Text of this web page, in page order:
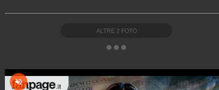
ALTRE 2 FOTO